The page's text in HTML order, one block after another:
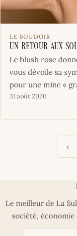
LE BOUDOIR
Un retour aux
Le blush rose
vous dévoile sa
pour une mine «
31 août 2020
‹
Le meilleur de La
société,